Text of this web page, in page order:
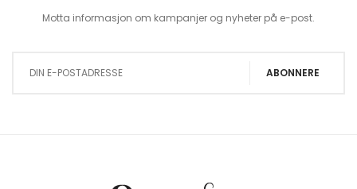
Motta informasjon om kampanjer og nyheter på e-post.
ABONNERE